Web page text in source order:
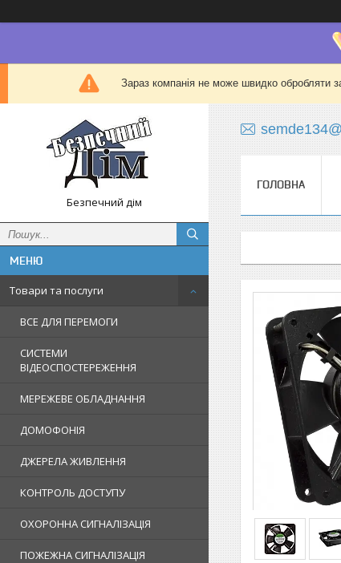
Зараз компанія не може швидко обробляти
Безпечний дім
Товари та послуги
ВСЕ ДЛЯ ПЕРЕМОГИ
СИСТЕМИ
ВІДЕОСПОСТЕРЕЖЕННЯ
МЕРЕЖЕВЕ ОБЛАДНАННЯ
ДОМОФОНІЯ
ДЖЕРЕЛА ЖИВЛЕННЯ
КОНТРОЛЬ ДОСТУПУ
ОХОРОННА СИГНАЛІЗАЦІЯ
ПОЖЕЖНА СИГНАЛІЗАЦІЯ
ГОЛОВНА